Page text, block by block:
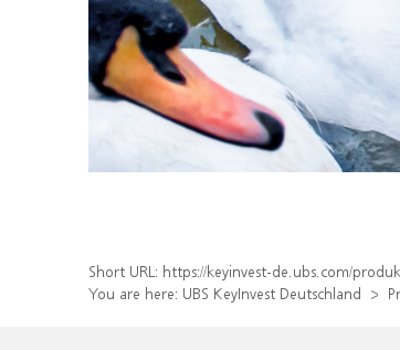
Short URL: https://keyinvest-de.ubs.com/
You are here: UBS KeyInvest Deutschland